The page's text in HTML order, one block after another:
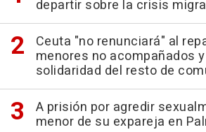
departir sobre la crisis
Ceuta "no renunciará" al
menores no acompañados
solidaridad del resto de
A prisión por agredir
menor de su expareja en